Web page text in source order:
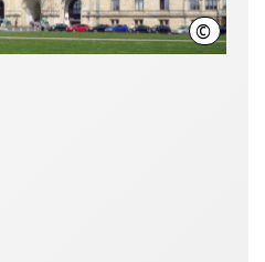
© Leibniz